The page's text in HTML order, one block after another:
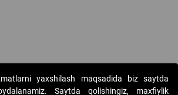
yaxshilash maqsadida biz saytda
Saytda qolishingiz, maxfiylik